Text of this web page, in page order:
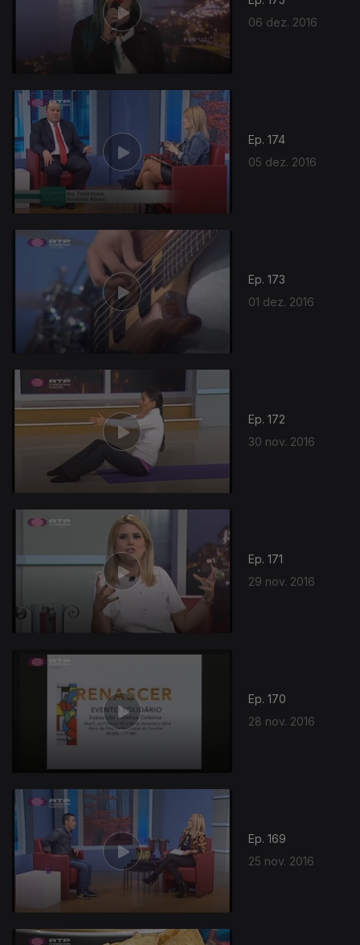
06 dez. 2016
Ep. 174
05 dez. 2016
Ep. 173
01 dez. 2016
Ep. 172
30 nov. 2016
Ep. 171
29 nov. 2016
Ep. 170
28 nov. 2016
Ep. 169
25 nov. 2016
260939